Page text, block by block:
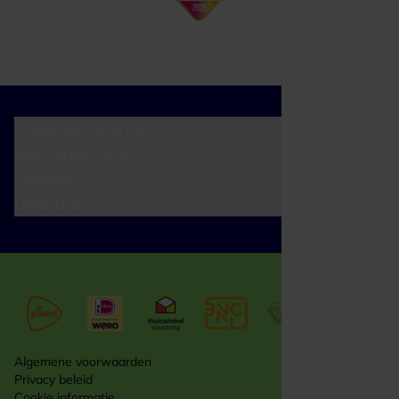
Algemene voorwaarden
Privacy beleid